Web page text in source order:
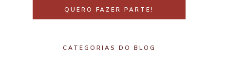
QUERO FAZER PARTE!
CATEGORIAS DO BLOG